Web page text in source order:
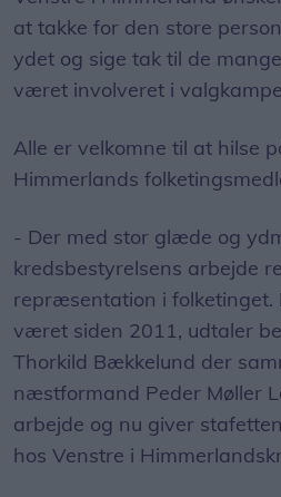
at takke for den store
ydet og sige tak til de
været involveret i
Alle er velkomne til at hilse
Himmerlands
- Der med stor glæde og
kredsbestyrelsens arbejde
repræsentation i folketinget.
været siden 2011, udtaler
Thorkild Bækkelund der
næstformand Peder Møller
arbejde og nu giver
hos Venstre i